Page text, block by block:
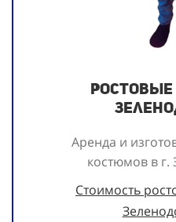
Ростовые
Аренда и
костюмов в г.
Стоимость